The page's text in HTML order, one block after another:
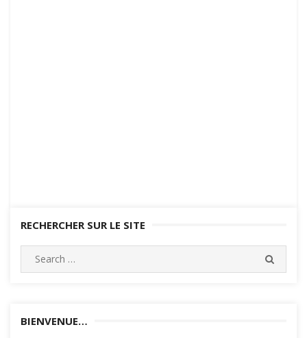
RECHERCHER SUR LE SITE
BIENVENUE…